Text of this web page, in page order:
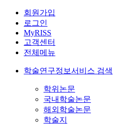
회원가입
로그인
MyRISS
고객센터
전체메뉴
학술연구정보서비스 검색
학위논문
국내학술논문
해외학술논문
학술지